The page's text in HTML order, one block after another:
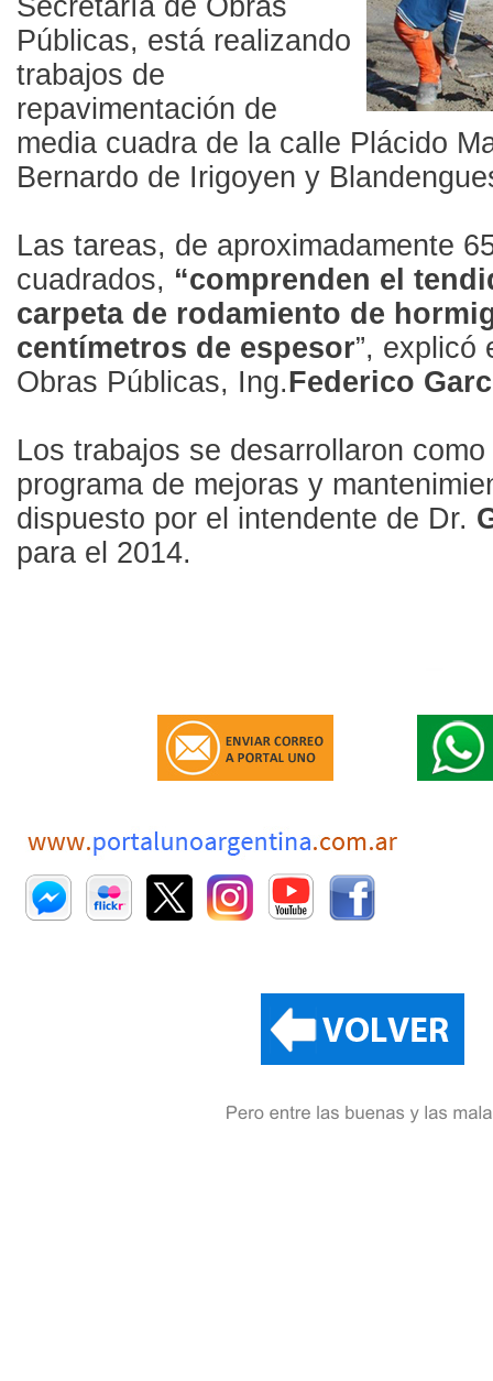
Secretaría de Obras
Públicas, está realizando
trabajos de
repavimentación de
media cuadra de la calle Plácido
Bernardo de Irigoyen y
Las tareas, de aproximadamente
cuadrados, “comprenden el
carpeta de rodamiento de
centímetros de espesor”, explicó
Obras Públicas, Ing.Federico
Los trabajos se desarrollaron
programa de mejoras y
dispuesto por el intendente de Dr.
para el 2014.